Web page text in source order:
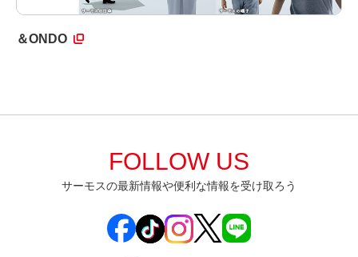
＆ONDO
FOLLOW US
サーモスの最新情報や便利な情報を受け取ろう